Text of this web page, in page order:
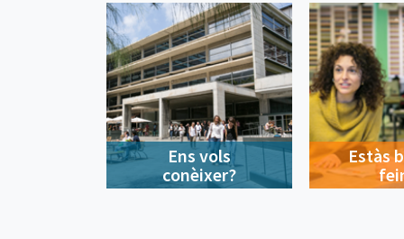
Ens vols
conèixer?
Estàs